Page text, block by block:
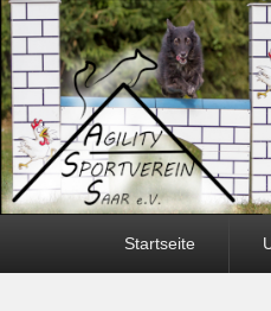
Startseite